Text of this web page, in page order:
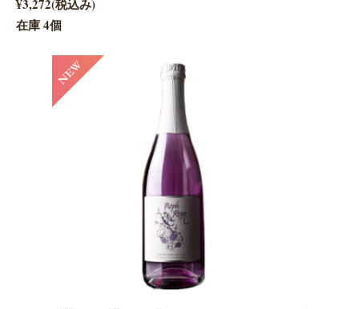
¥3,272(税込み)
在庫 4個